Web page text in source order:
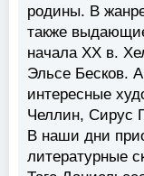
родины. В
также
начала XX в.
Эльсе Бесков.
интересные
Челлин, Сирус
В наши дни
литературные